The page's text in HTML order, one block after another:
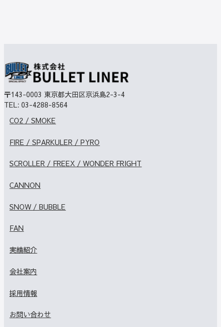
〒143-0003 東京都大田区京浜島2-3-4
TEL: 03-4288-8564
CO2 / SMOKE
FIRE / SPARKULER / PYRO
SCROLLER / FREEX / WONDER FRIGHT
CANNON
SNOW / BUBBLE
FAN
実績紹介
会社案内
採用情報
お問い合わせ